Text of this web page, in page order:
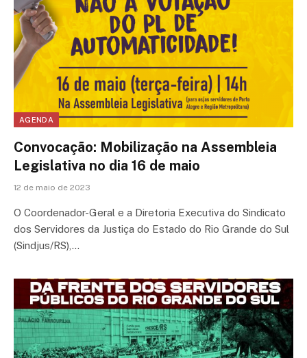
AGENDA
Convocação: Mobilização na Assembleia
Legislativa no dia 16 de maio
12 de maio de 2023
O Coordenador-Geral e a Diretoria Executiva do Sindicato
dos Servidores da Justiça do Estado do Rio Grande do Sul
(Sindjus/RS),…